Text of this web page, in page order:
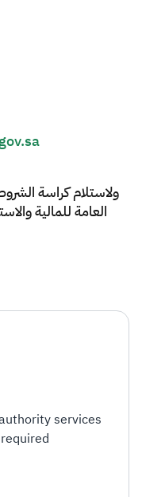
العامة للمالية
services